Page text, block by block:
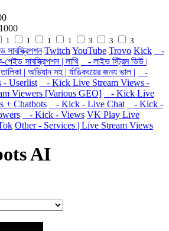
1000
1 1 1 1 3 3 3
সাবস্ক্রিপশন Twitch YouTube Trovo Kick
-
সাবস্ক্রিপশন | লাথি
- লাইভ স্ট্রিম ভিউ |
তালিকা | অভিযান সহ | র্যাঙ্কিংয়ের জন্য ভাল |
-
- Userlist
- Kick Live Stream Views -
Viewers [Various GEO]
- Kick Live
+ Chatbots
- Kick - Live Chat
- Kick -
- Kick - Views VK Play Live
Other - Services | Live Stream Views
AI